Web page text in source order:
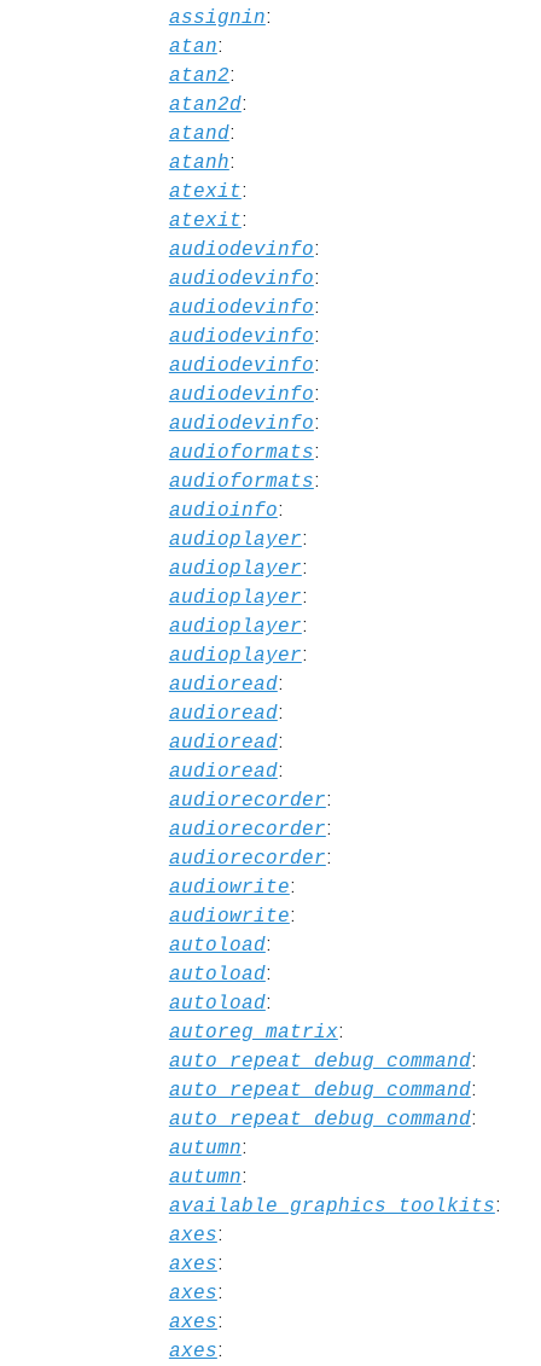
assignin:
atan:
atan2:
atan2d:
atand:
atanh:
atexit:
atexit:
audiodevinfo:
audiodevinfo:
audiodevinfo:
audiodevinfo:
audiodevinfo:
audiodevinfo:
audiodevinfo:
audioformats:
audioformats:
audioinfo:
audioplayer:
audioplayer:
audioplayer:
audioplayer:
audioplayer:
audioread:
audioread:
audioread:
audioread:
audiorecorder:
audiorecorder:
audiorecorder:
audiowrite:
audiowrite:
autoload:
autoload:
autoload:
autoreg_matrix:
auto_repeat_debug_command:
auto_repeat_debug_command:
auto_repeat_debug_command:
autumn:
autumn:
available_graphics_toolkits:
axes:
axes:
axes:
axes:
axes: